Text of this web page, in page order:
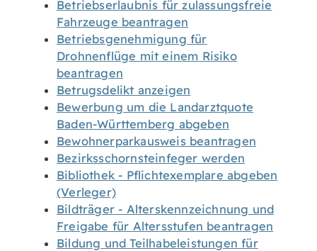
Betriebserlaubnis für zulassungsfreie
Fahrzeuge beantragen
Betriebsgenehmigung für
Drohnenflüge mit einem Risiko
beantragen
Betrugsdelikt anzeigen
Bewerbung um die Landarztquote
Baden-Württemberg abgeben
Bewohnerparkausweis beantragen
Bezirksschornsteinfeger werden
Bibliothek - Pflichtexemplare abgeben
(Verleger)
Bildträger - Alterskennzeichnung und
Freigabe für Altersstufen beantragen
Bildung und Teilhabeleistungen für